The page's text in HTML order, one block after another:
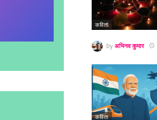
कविता
byअभिनव कुमार
कविता